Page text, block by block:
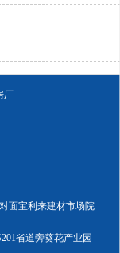
厂
面宝利来建材市场院
省道旁葵花产业园